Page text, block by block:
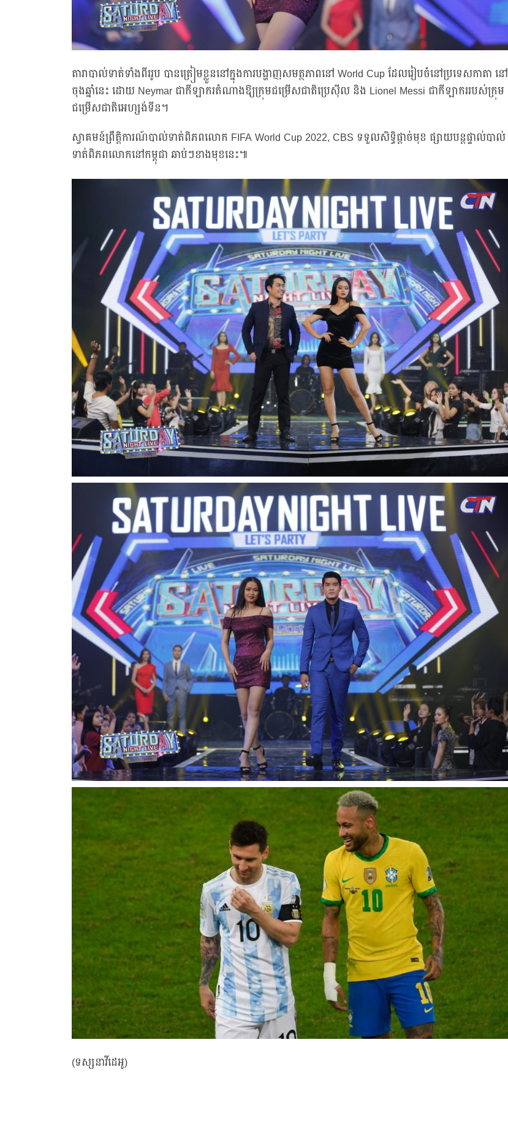
តារាបាល់ទាត់ទាំងពីររូប បានត្រៀមខ្លួននៅក្នុងការបង្ហាញសមត្ថភាពនៅ World Cup ដែលរៀបចំនៅប្រទេសកាតា នៅ
ចុងឆ្នាំនេះ ដោយ Neymar ជាកីឡាករតំណាងឱ្យក្រុមជម្រើសជាតិប្រេស៊ីល និង Lionel Messi ជាកីឡាកររបស់ក្រុម
ជម្រើសជាតិអេហ្សង់ទីន។
ស្វាគមន៍ព្រឹត្តិការណ៍បាល់ទាត់ពិភពលោក FIFA World Cup 2022, CBS ទទួលសិទ្ធិផ្ដាច់មុខ ផ្សាយបន្ដផ្ទាល់បាល់
ទាត់ពិភពលោកនៅកម្ពុជា ឆាប់ៗខាងមុខនេះ៕
(ទស្សនាវីដេអូ)